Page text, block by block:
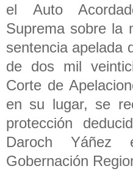
el Auto
Suprema sobre la
sentencia apelada
de dos mil
Corte de
en su lugar, se
protección
Daroch
Gobernación